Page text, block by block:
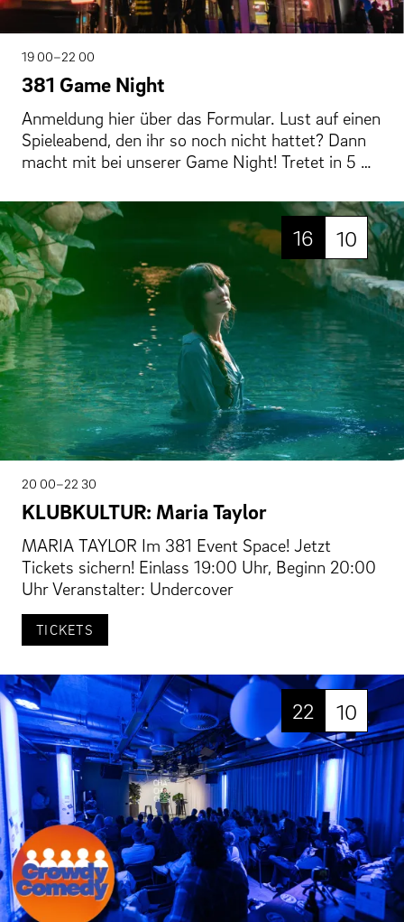
19 00–22 00
381 Game Night
Anmeldung hier über das Formular. Lust auf einen
Spieleabend, den ihr so noch nicht hattet? Dann
macht mit bei unserer Game Night! Tretet in 5 …
16 10
20 00–22 30
KLUBKULTUR: Maria Taylor
MARIA TAYLOR Im 381 Event Space! Jetzt
Tickets sichern! Einlass 19:00 Uhr, Beginn 20:00
Uhr Veranstalter: Undercover
TICKETS
22 10